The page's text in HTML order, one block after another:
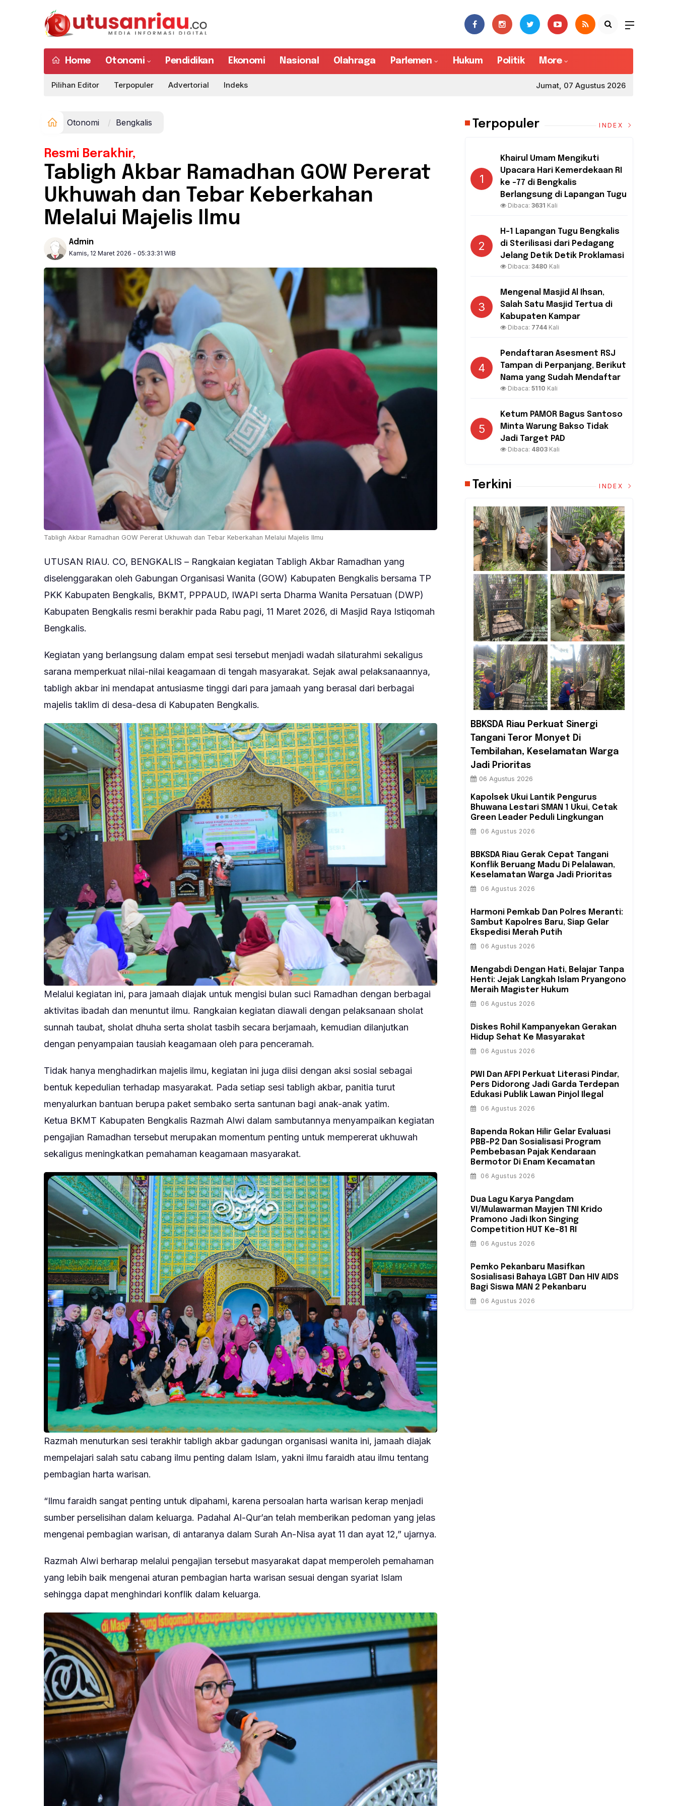
Home Otonomi Pendidikan Ekonomi Nasional Olahraga Parlemen Hukum Politik More
Pilihan Editor Terpopuler Advertorial Indeks Jumat, 07 Agustus 2026
Otonomi Bengkalis
Resmi Berakhir,
Tabligh Akbar Ramadhan GOW Pererat
Ukhuwah dan Tebar Keberkahan
Melalui Majelis Ilmu
Admin
Kamis, 12 Maret 2026 - 05:33:31 WIB
Tabligh Akbar Ramadhan GOW Pererat Ukhuwah dan Tebar Keberkahan Melalui Majelis Ilmu
UTUSAN RIAU. CO, BENGKALIS – Rangkaian kegiatan Tabligh Akbar Ramadhan yang
diselenggarakan oleh Gabungan Organisasi Wanita (GOW) Kabupaten Bengkalis bersama TP
PKK Kabupaten Bengkalis, BKMT, PPPAUD, IWAPI serta Dharma Wanita Persatuan (DWP)
Kabupaten Bengkalis resmi berakhir pada Rabu pagi, 11 Maret 2026, di Masjid Raya Istiqomah
Bengkalis.
Kegiatan yang berlangsung dalam empat sesi tersebut menjadi wadah silaturahmi sekaligus
sarana memperkuat nilai-nilai keagamaan di tengah masyarakat. Sejak awal pelaksanaannya,
tabligh akbar ini mendapat antusiasme tinggi dari para jamaah yang berasal dari berbagai
majelis taklim di desa-desa di Kabupaten Bengkalis.
Melalui kegiatan ini, para jamaah diajak untuk mengisi bulan suci Ramadhan dengan berbagai
aktivitas ibadah dan menuntut ilmu. Rangkaian kegiatan diawali dengan pelaksanaan sholat
sunnah taubat, sholat dhuha serta sholat tasbih secara berjamaah, kemudian dilanjutkan
dengan penyampaian tausiah keagamaan oleh para penceramah.
Tidak hanya menghadirkan majelis ilmu, kegiatan ini juga diisi dengan aksi sosial sebagai
bentuk kepedulian terhadap masyarakat. Pada setiap sesi tabligh akbar, panitia turut
menyalurkan bantuan berupa paket sembako serta santunan bagi anak-anak yatim.
Ketua BKMT Kabupaten Bengkalis Razmah Alwi dalam sambutannya menyampaikan kegiatan
pengajian Ramadhan tersebut merupakan momentum penting untuk mempererat ukhuwah
sekaligus meningkatkan pemahaman keagamaan masyarakat.
Razmah menuturkan sesi terakhir tabligh akbar gadungan organisasi wanita ini, jamaah diajak
mempelajari salah satu cabang ilmu penting dalam Islam, yakni ilmu faraidh atau ilmu tentang
pembagian harta warisan.
“Ilmu faraidh sangat penting untuk dipahami, karena persoalan harta warisan kerap menjadi
sumber perselisihan dalam keluarga. Padahal Al-Qur’an telah memberikan pedoman yang jelas
mengenai pembagian warisan, di antaranya dalam Surah An-Nisa ayat 11 dan ayat 12,” ujarnya.
Razmah Alwi berharap melalui pengajian tersebut masyarakat dapat memperoleh pemahaman
yang lebih baik mengenai aturan pembagian harta warisan sesuai dengan syariat Islam
sehingga dapat menghindari konflik dalam keluarga.
Terpopuler INDEX
1
Khairul Umam Mengikuti
Upacara Hari Kemerdekaan RI
ke -77 di Bengkalis
Berlangsung di Lapangan Tugu
Dibaca: 3631 Kali
2
H-1 Lapangan Tugu Bengkalis
di Sterilisasi dari Pedagang
Jelang Detik Detik Proklamasi
Dibaca: 3480 Kali
3
Mengenal Masjid Al Ihsan,
Salah Satu Masjid Tertua di
Kabupaten Kampar
Dibaca: 7744 Kali
4
Pendaftaran Asesment RSJ
Tampan di Perpanjang, Berikut
Nama yang Sudah Mendaftar
Dibaca: 5110 Kali
5
Ketum PAMOR Bagus Santoso
Minta Warung Bakso Tidak
Jadi Target PAD
Dibaca: 4803 Kali
Terkini INDEX
BBKSDA Riau Perkuat Sinergi
Tangani Teror Monyet Di
Tembilahan, Keselamatan Warga
Jadi Prioritas
06 Agustus 2026
Kapolsek Ukui Lantik Pengurus
Bhuwana Lestari SMAN 1 Ukui, Cetak
Green Leader Peduli Lingkungan
06 Agustus 2026
BBKSDA Riau Gerak Cepat Tangani
Konflik Beruang Madu Di Pelalawan,
Keselamatan Warga Jadi Prioritas
06 Agustus 2026
Harmoni Pemkab Dan Polres Meranti:
Sambut Kapolres Baru, Siap Gelar
Ekspedisi Merah Putih
06 Agustus 2026
Mengabdi Dengan Hati, Belajar Tanpa
Henti: Jejak Langkah Islam Pryangono
Meraih Magister Hukum
06 Agustus 2026
Diskes Rohil Kampanyekan Gerakan
Hidup Sehat Ke Masyarakat
06 Agustus 2026
PWI Dan AFPI Perkuat Literasi Pindar,
Pers Didorong Jadi Garda Terdepan
Edukasi Publik Lawan Pinjol Ilegal
06 Agustus 2026
Bapenda Rokan Hilir Gelar Evaluasi
PBB-P2 Dan Sosialisasi Program
Pembebasan Pajak Kendaraan
Bermotor Di Enam Kecamatan
06 Agustus 2026
Dua Lagu Karya Pangdam
VI/Mulawarman Mayjen TNI Krido
Pramono Jadi Ikon Singing
Competition HUT Ke-81 RI
06 Agustus 2026
‎Pemko Pekanbaru Masifkan
Sosialisasi Bahaya LGBT Dan HIV AIDS
Bagi Siswa MAN 2 Pekanbaru
06 Agustus 2026